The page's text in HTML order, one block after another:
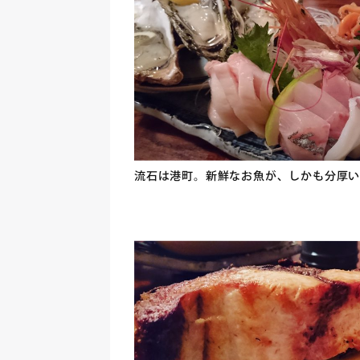
流石は港町。新鮮なお魚が、しかも分厚